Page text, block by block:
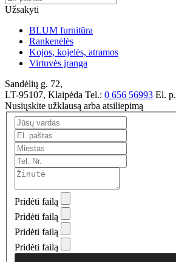
Užsakyti
BLUM furnitūra
Rankenėlės
Kojos, kojelės, atramos
Virtuvės įranga
Sandėlių g. 72,
LT-95107, Klaipėda Tel.: 0 656 56993 El. p.
Nusiųskite užklausą arba atsiliepimą
Pridėti failą
Pridėti failą
Pridėti failą
Pridėti failą